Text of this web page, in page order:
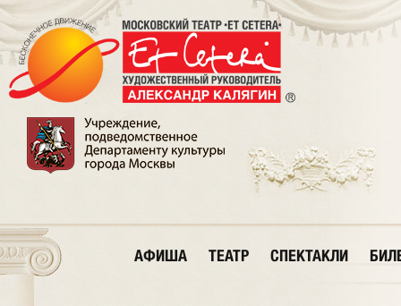
АФИША ТЕАТР СПЕКТАКЛИ